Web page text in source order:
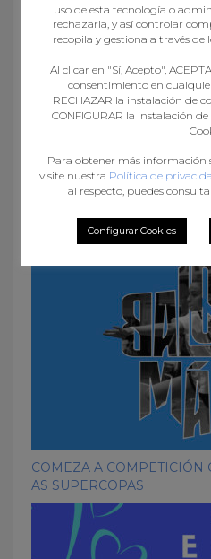
Federación Galega de
What you can read next
COMEZA A COMPETICIÓN
AS SUPERCOPAS
uso de esta tecnología o
rechazarla, y así controlar
recopila y gestiona a través de
Al clicar en "Sí, Acepto",
consentimiento en
RECHAZAR la instalación de
CONFIGURAR la instalación
Para obtener más información
visite nuestra Política de
al respecto, puedes
Configurar Cookies